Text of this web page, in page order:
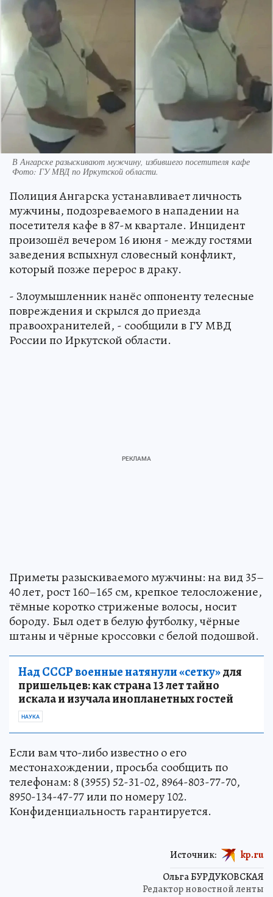
В Ангарске разыскивают мужчину, избившего посетителя кафе
Фото: ГУ МВД по Иркутской области.
Полиция Ангарска устанавливает личность
мужчины, подозреваемого в нападении на
посетителя кафе в 87-м квартале. Инцидент
произошёл вечером 16 июня - между гостями
заведения вспыхнул словесный конфликт,
который позже перерос в драку.
- Злоумышленник нанёс оппоненту телесные
повреждения и скрылся до приезда
правоохранителей, - сообщили в ГУ МВД
России по Иркутской области.
Приметы разыскиваемого мужчины: на вид 35–
40 лет, рост 160–165 см, крепкое телосложение,
тёмные коротко стриженые волосы, носит
бороду. Был одет в белую футболку, чёрные
штаны и чёрные кроссовки с белой подошвой.
Над СССР военные натянули «сетку»для
пришельцев: как страна 13 лет тайно
искала и изучала инопланетных гостей
НАУКА
Если вам что-либо известно о его
местонахождении, просьба сообщить по
телефонам: 8 (3955) 52-31-02, 8964-803-77-70,
8950-134-47-77 или по номеру 102.
Конфиденциальность гарантируется.
Ольга БУРДУКОВСКАЯ
Редактор новостной ленты
Источник: kp.ru